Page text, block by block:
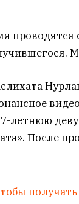
проводятся
летнюю
После